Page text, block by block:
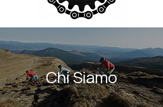
Chi Siamo